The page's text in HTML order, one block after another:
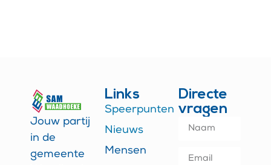
Jouw partij
in de
gemeente
Links
Speerpunten
Nieuws
Mensen
Directe
vragen